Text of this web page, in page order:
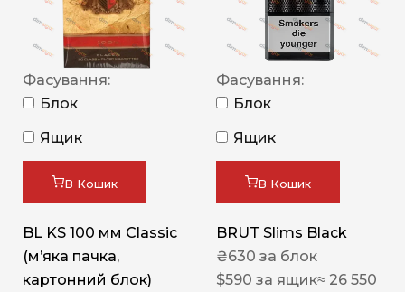
Фасування:
Блок
Ящик
В Кошик
BL KS 100 мм Classic
(м’яка пачка,
картонний блок)
Фасування:
Блок
Ящик
В Кошик
BRUT Slims Black
₴630 за блок
$590 за ящик≈ 26 550